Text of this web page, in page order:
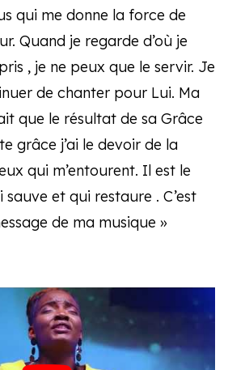
qui me donne la force de
Quand je regarde d’où je
, je ne peux que le servir. Je
de chanter pour Lui. Ma
que le résultat de sa Grâce
grâce j’ai le devoir de la
qui m’entourent. Il est le
et qui restaure . C’est
de ma musique »